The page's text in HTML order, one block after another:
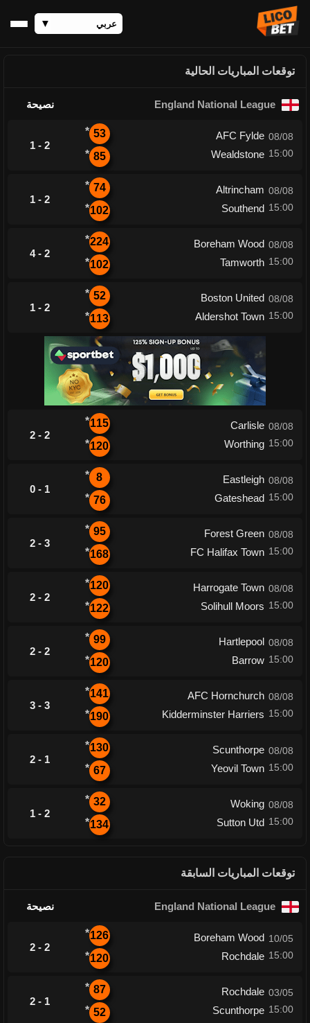
توقعات المباريات الحالية
England National League نصيحة
08/08
15:00
AFC Fylde
Wealdstone
53
*
85
*
1 - 2
08/08
15:00
Altrincham
Southend
74
*
102
*
1 - 2
08/08
15:00
Boreham Wood
Tamworth
224
*
102
*
4 - 2
08/08
15:00
Boston United
Aldershot Town
52
*
113
*
1 - 2
08/08
15:00
Carlisle
Worthing
115
*
120
*
2 - 2
08/08
15:00
Eastleigh
Gateshead
8
*
76
*
0 - 1
08/08
15:00
Forest Green
FC Halifax Town
95
*
168
*
2 - 3
08/08
15:00
Harrogate Town
Solihull Moors
120
*
122
*
2 - 2
08/08
15:00
Hartlepool
Barrow
99
*
120
*
2 - 2
08/08
15:00
AFC Hornchurch
Kidderminster Harriers
141
*
190
*
3 - 3
08/08
15:00
Scunthorpe
Yeovil Town
130
*
67
*
2 - 1
08/08
15:00
Woking
Sutton Utd
32
*
134
*
1 - 2
توقعات المباريات السابقة
England National League نصيحة
10/05
15:00
Boreham Wood
Rochdale
126
*
120
*
2 - 2
03/05
15:00
Rochdale
Scunthorpe
87
*
52
*
2 - 1